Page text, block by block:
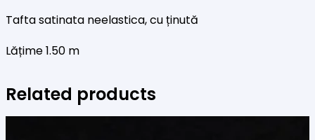
Tafta satinata neelastica, cu ținută
Lățime 1.50 m
Related products